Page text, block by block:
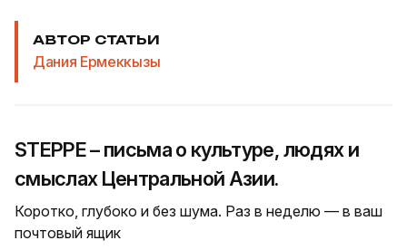
АВТОР СТАТЬИ
Дания Ермеккызы
STEPPE – письма о культуре, людях и
смыслах Центральной Азии.
Коротко, глубоко и без шума. Раз в неделю — в ваш
почтовый ящик